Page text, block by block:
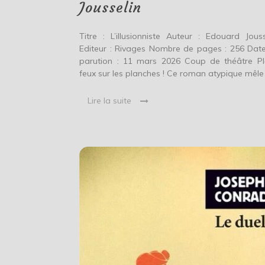
Jousselin
Titre : L’illusionniste Auteur : Edouard
Editeur : Rivages Nombre de pages : 256
parution : 11 mars 2026 Coup de théâtre
feux sur les planches ! Ce roman atypique
Lire la suite